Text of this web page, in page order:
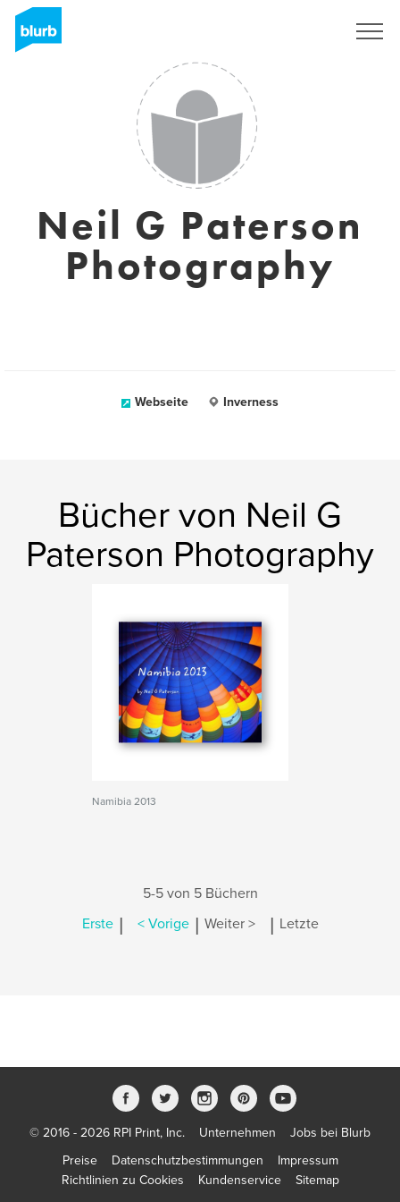
Neil G Paterson
Photography
Webseite Inverness
Bücher von Neil G
Paterson Photography
Namibia 2013
5-5 von 5 Büchern
Erste | < Vorige | Weiter > | Letzte
© 2016 - 2026 RPI Print, Inc. Unternehmen
Jobs bei Blurb
Preise
Datenschutzbestimmungen
Impressum
Richtlinien zu Cookies
Kundenservice Sitemap